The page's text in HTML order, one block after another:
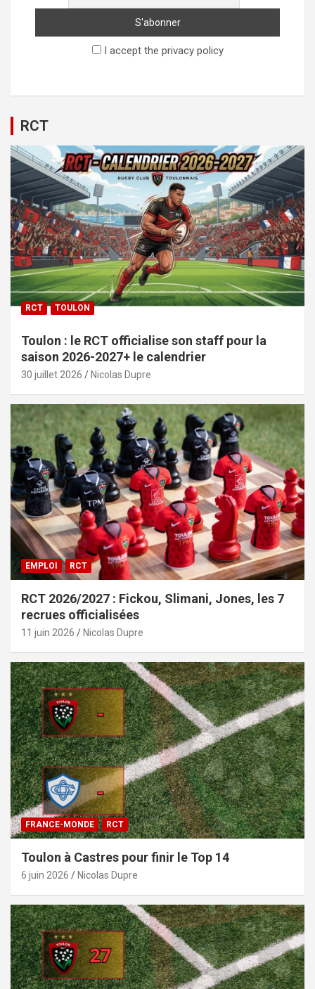
I accept the privacy policy
RCT
RCT TOULON
Toulon : le RCT officialise son staff pour la
saison 2026-2027+ le calendrier
30 juillet 2026 Nicolas Dupre
EMPLOI RCT
RCT 2026/2027 : Fickou, Slimani, Jones, les 7
recrues officialisées
11 juin 2026 Nicolas Dupre
FRANCE-MONDE RCT
Toulon à Castres pour finir le Top 14
6 juin 2026 Nicolas Dupre